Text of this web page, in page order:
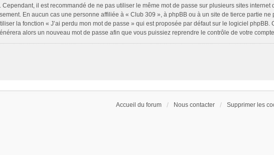
il est recommandé de ne pas utiliser le même mot de passe sur plusieurs sites internet
En aucun cas une personne affiliée à « Club 309 », à phpBB ou à un site de tierce partie
la fonction « J’ai perdu mon mot de passe » qui est proposée par défaut sur le logiciel
alors un nouveau mot de passe afin que vous puissiez reprendre le contrôle de votre
Accueil du forum Nous contacter Supprimer les